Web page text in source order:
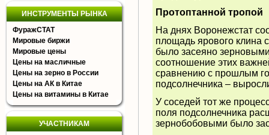
ИНСТРУМЕНТЫ РЫНКА
ФуражСТАТ
Мировые биржи
Мировые цены
Цены на масличные
Цены на зерно в России
Цены на АК в Китае
Цены на витамины в Китае
УЧАСТНИКАМ
Протоптанной тропой
На днях Воронежстат
площадь ярового клина
было засеяно
соотношение этих
сравнению с прошлым
подсолнечника –
У соседей тот же
поля подсолнечника
зернобобовыми было